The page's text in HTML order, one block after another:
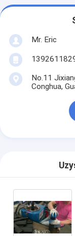
Mr. Eric
No.11
Conghua,